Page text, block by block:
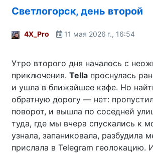
Светлогорск, день второй
4X_Pro 11 мая 2026 г., 16:54
Утро второго дня началось с
приключения. Tella проснулась
и ушла в ближайшее кафе. Но
обратную дорогу — нет:
поворот, и вышла по соседней
туда, где мы вчера спускались к
узнала, запаниковала, разбудила
прислала в Telegram геолокацию.